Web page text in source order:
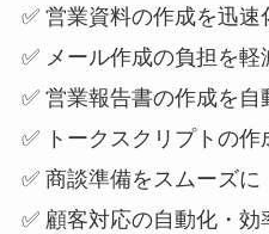
✅ 営業資料の作成を迅速
✅ メール作成の負担を軽
✅ 営業報告書の作成を自
✅ トークスクリプトの
✅ 商談準備をスムーズに
✅ 顧客対応の自動化・効